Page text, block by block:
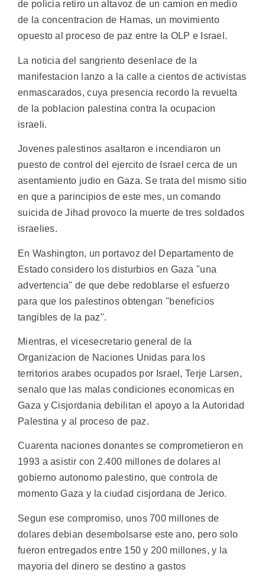
de policia retiro un altavoz de un camion en medio
de la concentracion de Hamas, un movimiento
opuesto al proceso de paz entre la OLP e Israel.
La noticia del sangriento desenlace de la
manifestacion lanzo a la calle a cientos de activistas
enmascarados, cuya presencia recordo la revuelta
de la poblacion palestina contra la ocupacion
israeli.
Jovenes palestinos asaltaron e incendiaron un
puesto de control del ejercito de Israel cerca de un
asentamiento judio en Gaza. Se trata del mismo sitio
en que a parincipios de este mes, un comando
suicida de Jihad provoco la muerte de tres soldados
israelies.
En Washington, un portavoz del Departamento de
Estado considero los disturbios en Gaza "una
advertencia" de que debe redoblarse el esfuerzo
para que los palestinos obtengan "beneficios
tangibles de la paz".
Mientras, el vicesecretario general de la
Organizacion de Naciones Unidas para los
territorios arabes ocupados por Israel, Terje Larsen,
senalo que las malas condiciones economicas en
Gaza y Cisjordania debilitan el apoyo a la Autoridad
Palestina y al proceso de paz.
Cuarenta naciones donantes se comprometieron en
1993 a asistir con 2.400 millones de dolares al
gobierno autonomo palestino, que controla de
momento Gaza y la ciudad cisjordana de Jerico.
Segun ese compromiso, unos 700 millones de
dolares debian desembolsarse este ano, pero solo
fueron entregados entre 150 y 200 millones, y la
mayoria del dinero se destino a gastos